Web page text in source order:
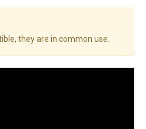
they are in common use.